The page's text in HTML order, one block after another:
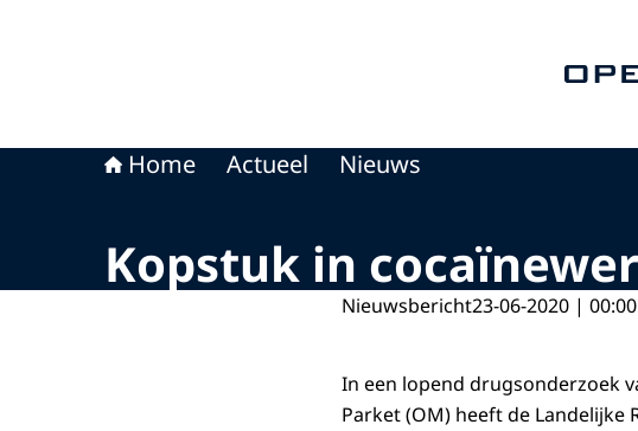
Home Actueel Nieuws
Kopstuk in
Nieuwsbericht23-06-2020 | 00:00
In een lopend drugsonderzoek
Parket (OM) heeft de Landelijke